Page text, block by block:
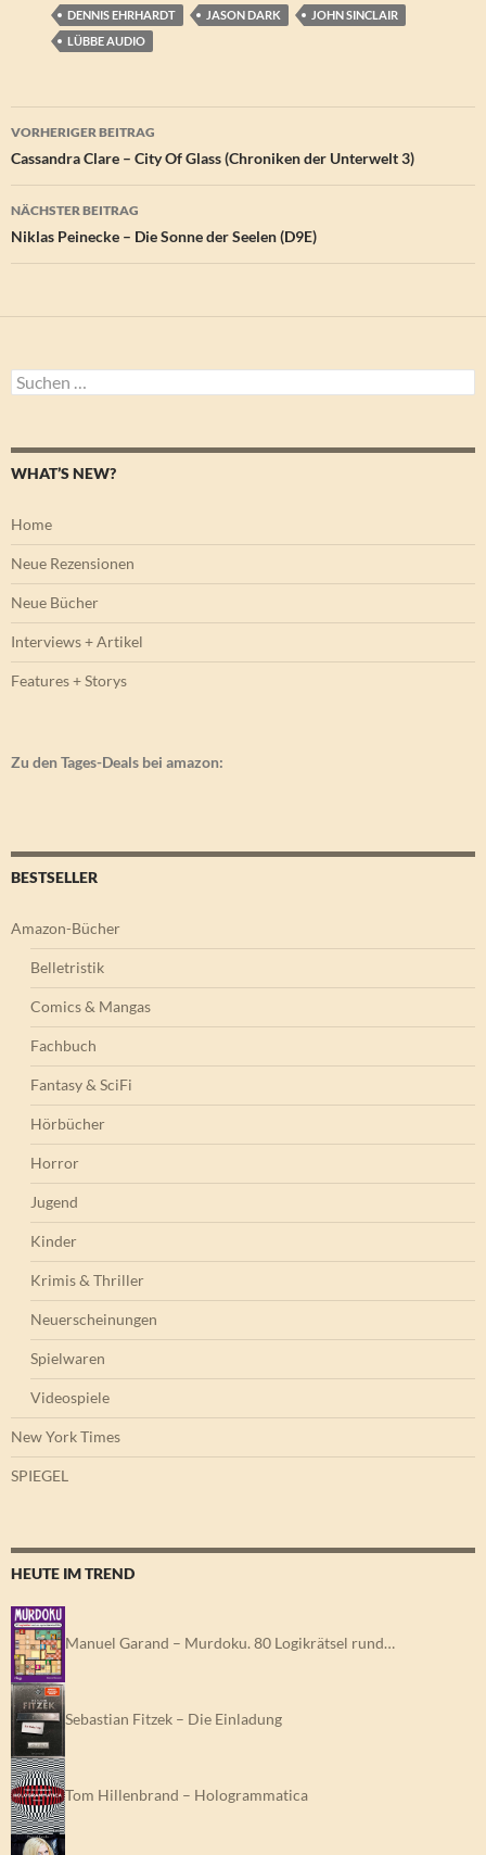
DENNIS EHRHARDT JASON DARK
JOHN SINCLAIR
LÜBBE AUDIO
Beitragsnavigation
VORHERIGER BEITRAG
Cassandra Clare – City Of Glass (Chroniken der Unterwelt 3)
NÄCHSTER BEITRAG
Niklas Peinecke – Die Sonne der Seelen (D9E)
Suchen
nach:
WHAT’S NEW?
Home
Neue Rezensionen
Neue Bücher
Interviews + Artikel
Features + Storys
Zu den Tages-Deals bei amazon:
BESTSELLER
Amazon-Bücher
Belletristik
Comics & Mangas
Fachbuch
Fantasy & SciFi
Hörbücher
Horror
Jugend
Kinder
Krimis & Thriller
Neuerscheinungen
Spielwaren
Videospiele
New York Times
SPIEGEL
HEUTE IM TREND
Manuel Garand – Murdoku. 80 Logikrätsel rund…
Sebastian Fitzek – Die Einladung
Tom Hillenbrand – Hologrammatica